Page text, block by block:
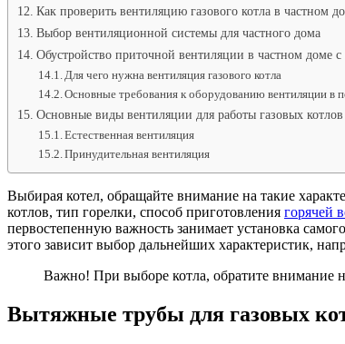
Как проверить вентиляцию газового котла в частном
Выбор вентиляционной системы для частного дома
Обустройство приточной вентиляции в частном доме
Для чего нужна вентиляция газового котла
Основные требования к оборудованию вентиляции в
Основные виды вентиляции для работы газовых
Естественная вентиляция
Принудительная вентиляция
Выбирая котел, обращайте внимание на такие
котлов, тип горелки, способ приготовления горячей
первостепенную важность занимает установка
этого зависит выбор дальнейших характеристик,
Важно! При выборе котла, обратите внимание
Вытяжные трубы для газовых